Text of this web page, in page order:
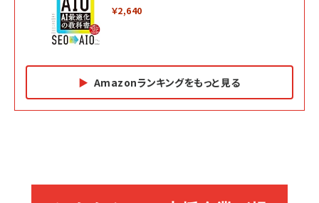
￥2,640
Amazonランキングをもっと見る
副業
カラダ2026／宮舘涼太]